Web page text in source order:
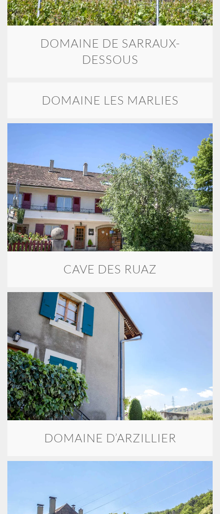
DOMAINE DE SARRAUX-
DESSOUS
DOMAINE LES MARLIES
CAVE DES RUAZ
DOMAINE D’ARZILLIER